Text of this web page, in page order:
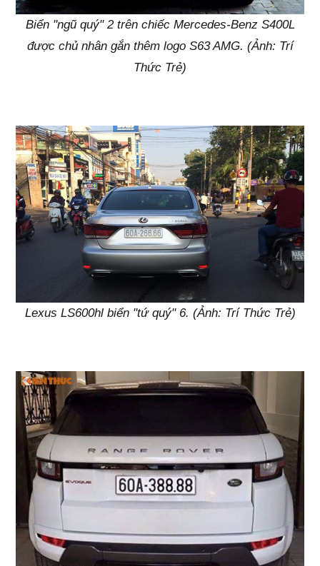
Biển "ngũ quý" 2 trên chiếc Mercedes-Benz S400L
được chủ nhân gắn thêm logo S63 AMG. (Ảnh: Trí
Thức Trẻ)
Lexus LS600hl biển "tứ quý" 6. (Ảnh: Trí Thức Trẻ)